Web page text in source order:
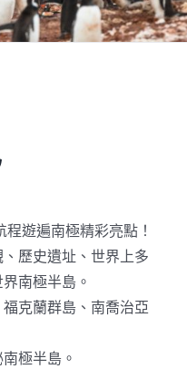
遊遍南極精彩亮點！
歷史遺址、世界上多
南極半島。
克蘭群島、南喬治亞
極半島。